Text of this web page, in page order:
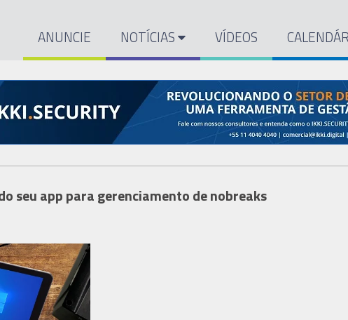
ANUNCIE NOTÍCIAS VÍDEOS
seu app para gerenciamento de nobreaks